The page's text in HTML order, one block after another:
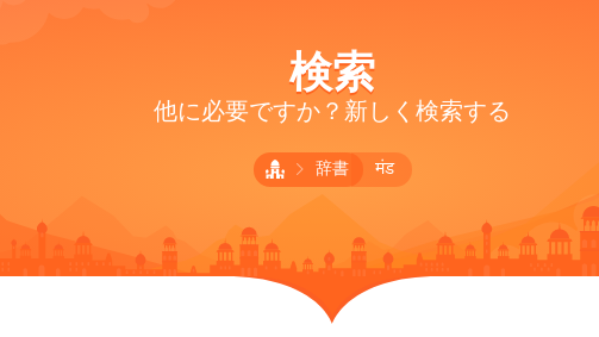
検索
他に必要ですか？新しく検索する
辞書 मंड